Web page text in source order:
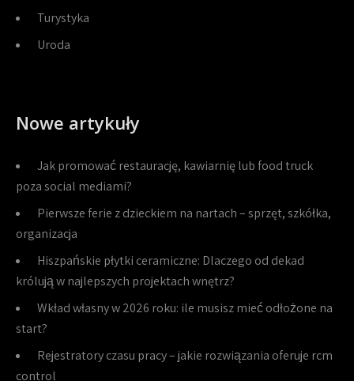
Turystyka
Uroda
Nowe artykuły
Jak promować restaurację, kawiarnię lub food truck
poza social mediami?
Pierwsze ferie z dzieckiem na nartach – sprzęt, szkółka,
organizacja
Hiszpańskie płytki ceramiczne: Dlaczego od dekad
królują w najlepszych projektach wnętrz?
Wkład własny w 2026 roku: ile musisz mieć odłożone na
start?
Rejestratory czasu pracy – jakie rozwiązania oferuje rcm
control